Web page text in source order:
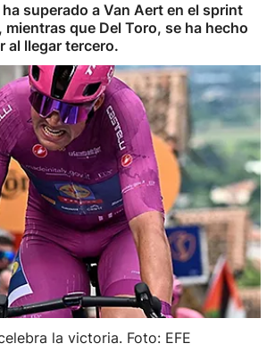
superado a Van Aert en el sprint
que Del Toro, se ha hecho
al llegar tercero.
la victoria. Foto: EFE